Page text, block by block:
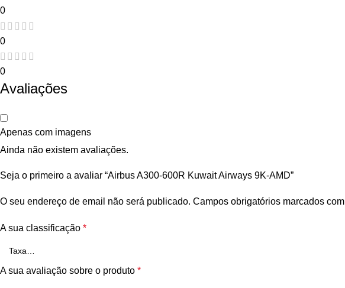
0
0
0
Avaliações
Apenas com imagens
Ainda não existem avaliações.
Seja o primeiro a avaliar “Airbus A300-600R Kuwait Airways 9K-AMD”
O seu endereço de email não será publicado. Campos obrigatórios marcados com
A sua classificação *
A sua avaliação sobre o produto *